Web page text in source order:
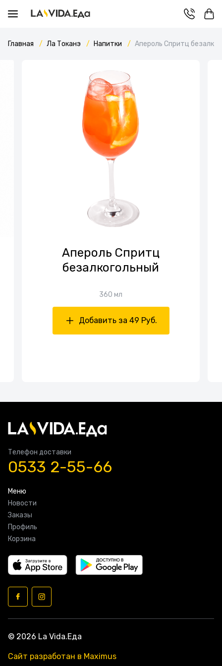
Главная Ла Токанэ Напитки Апероль Спритц
Апероль Спритц
безалкогольный
360 мл
Добавить за 49 Руб.
Телефон доставки
0533 2-55-66
Меню
Новости
Заказы
Профиль
Корзина
© 2026 La Vida.Еда
Сайт разработан в Maximus